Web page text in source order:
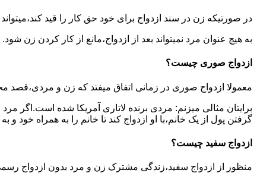
در صورتیکه زن در سند ازدواج برای خود حق کار را قید
به هیچ عنوان مرد نمیتواند بعد از ازدواج،مانع از کار کردن زن شود.
ازدواج صوری چیست؟
معمولا ازدواج صوری در زمانی اتفاق میفتد که زن و مردی،قصد
برایتان مثالی میزنم: مردی برنده لاتاری آمریکا شده است.اگر
گرفتن پول از یک خانم،با او ازدواج کند تا خانم را به همراه خود
ازدواج سفید چیست؟
منظور از ازدواج سفید،زندگی مشترک زن و مرد بدون ازدواج